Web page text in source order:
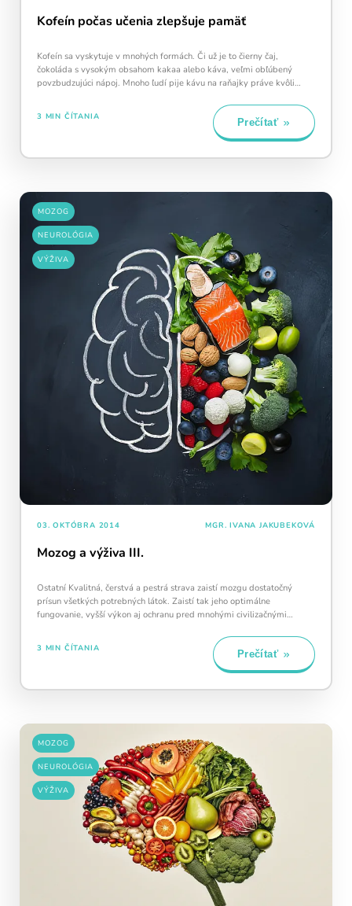
Kofeín počas učenia zlepšuje pamäť
Kofeín sa vyskytuje v mnohých formách. Či už je to čierny čaj,
čokoláda s vysokým obsahom kakaa alebo káva, veľmi obľúbený
povzbudzujúci nápoj. Mnoho ľudí pije kávu na raňajky práve kvôli
3 MIN ČÍTANIA
Prečítať
MOZOG
NEUROLÓGIA
VÝŽIVA
03. OKTÓBRA 2014 MGR. IVANA JAKUBEKOVÁ
Mozog a výživa III.
Ostatní Kvalitná, čerstvá a pestrá strava zaistí mozgu dostatočný
prísun všetkých potrebných látok. Zaistí tak jeho optimálne
fungovanie, vyšší výkon aj ochranu pred mnohými civilizačnými
3 MIN ČÍTANIA
Prečítať
MOZOG
NEUROLÓGIA
VÝŽIVA